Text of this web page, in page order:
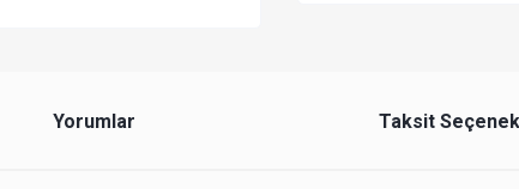
Yorumlar Taksit